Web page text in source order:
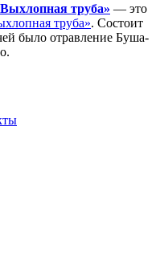
труба» — это
труба». Состоит
было отравление Буша-